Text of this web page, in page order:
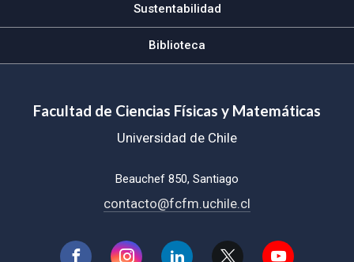
Sustentabilidad
Biblioteca
Facultad de Ciencias Físicas y Matemáticas
Universidad de Chile
Beauchef 850, Santiago
contacto@fcfm.uchile.cl